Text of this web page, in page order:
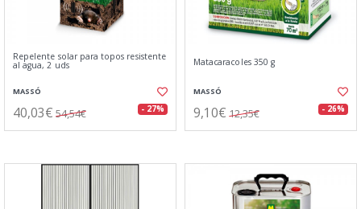
Repelente solar para topos resistente
al agua, 2 uds
MASSÓ
40,03€ 54,54€ - 27%
Matacaracoles 350 g
MASSÓ
9,10€ 12,35€ - 26%